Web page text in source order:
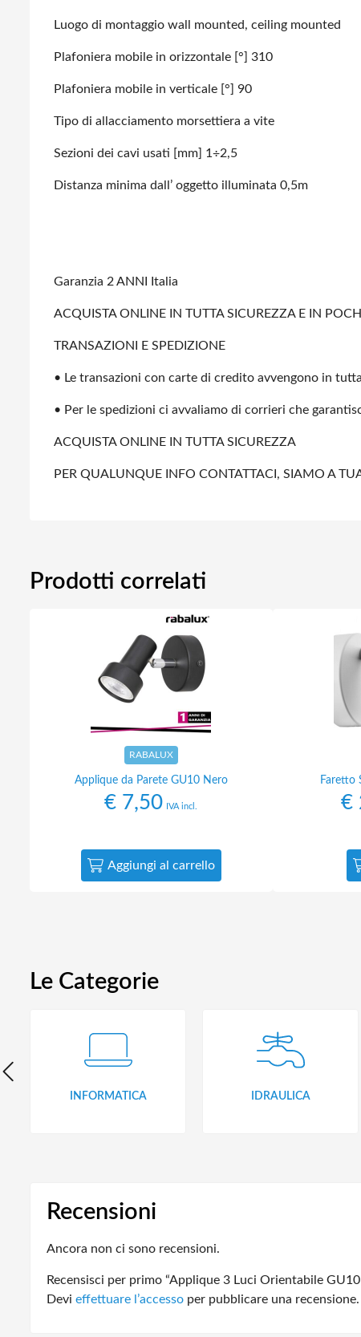
Luogo di montaggio wall mounted, ceiling mounted
Plafoniera mobile in orizzontale [°] 310
Plafoniera mobile in verticale [°] 90
Tipo di allacciamento morsettiera a vite
Sezioni dei cavi usati [mm] 1÷2,5
Distanza minima dall’ oggetto illuminata 0,5m
Garanzia 2 ANNI Italia
ACQUISTA ONLINE IN TUTTA SICUREZZA E IN
TRANSAZIONI E SPEDIZIONE
• Le transazioni con carte di credito avvengono in
• Per le spedizioni ci avvaliamo di corrieri che
ACQUISTA ONLINE IN TUTTA SICUREZZA
PER QUALUNQUE INFO CONTATTACI, SIAMO A
Prodotti correlati
RABALUX
Applique da Parete GU10 Nero
€ 7,50 IVA incl.
Aggiungi al carrello
Faretto
€
Le Categorie
INFORMATICA IDRAULICA
Recensioni
Ancora non ci sono recensioni.
Recensisci per primo “Applique 3 Luci Orientabile GU10
Devi effettuare l’accesso per pubblicare una recensione.